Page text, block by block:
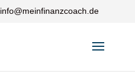
info@meinfinanzcoach.de